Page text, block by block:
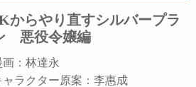
からやり直すシルバープラ
悪役令嬢編
画：林達永
ャラクター原案：李惠成